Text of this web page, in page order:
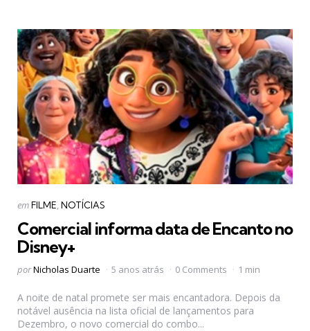
Categorias
Postado
emFILME NOTÍCIAS
Comercial informa data de Encanto no
Disney+
Postado
porNicholas Duarte 5 anos atrás 0 Comments 1 min
A noite de natal promete ser mais encantadora. Depois da
notável ausência na lista oficial de lançamentos para
Dezembro, o novo comercial do combo...